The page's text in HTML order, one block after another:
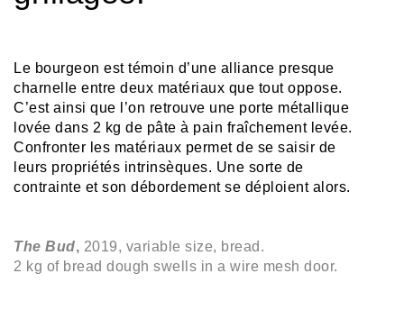
Le bourgeon est témoin d’une alliance presque
charnelle entre deux matériaux que tout oppose.
C’est ainsi que l’on retrouve une porte métallique
lovée dans 2 kg de pâte à pain fraîchement levée.
Confronter les matériaux permet de se saisir de
leurs propriétés intrinsèques. Une sorte de
contrainte et son débordement se déploient alors.
The Bud, 2019, variable size, bread.
2 kg of bread dough swells in a wire mesh door.